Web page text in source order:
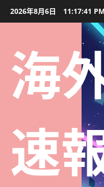
2026年8月6日 11:17:42 PM
海
速